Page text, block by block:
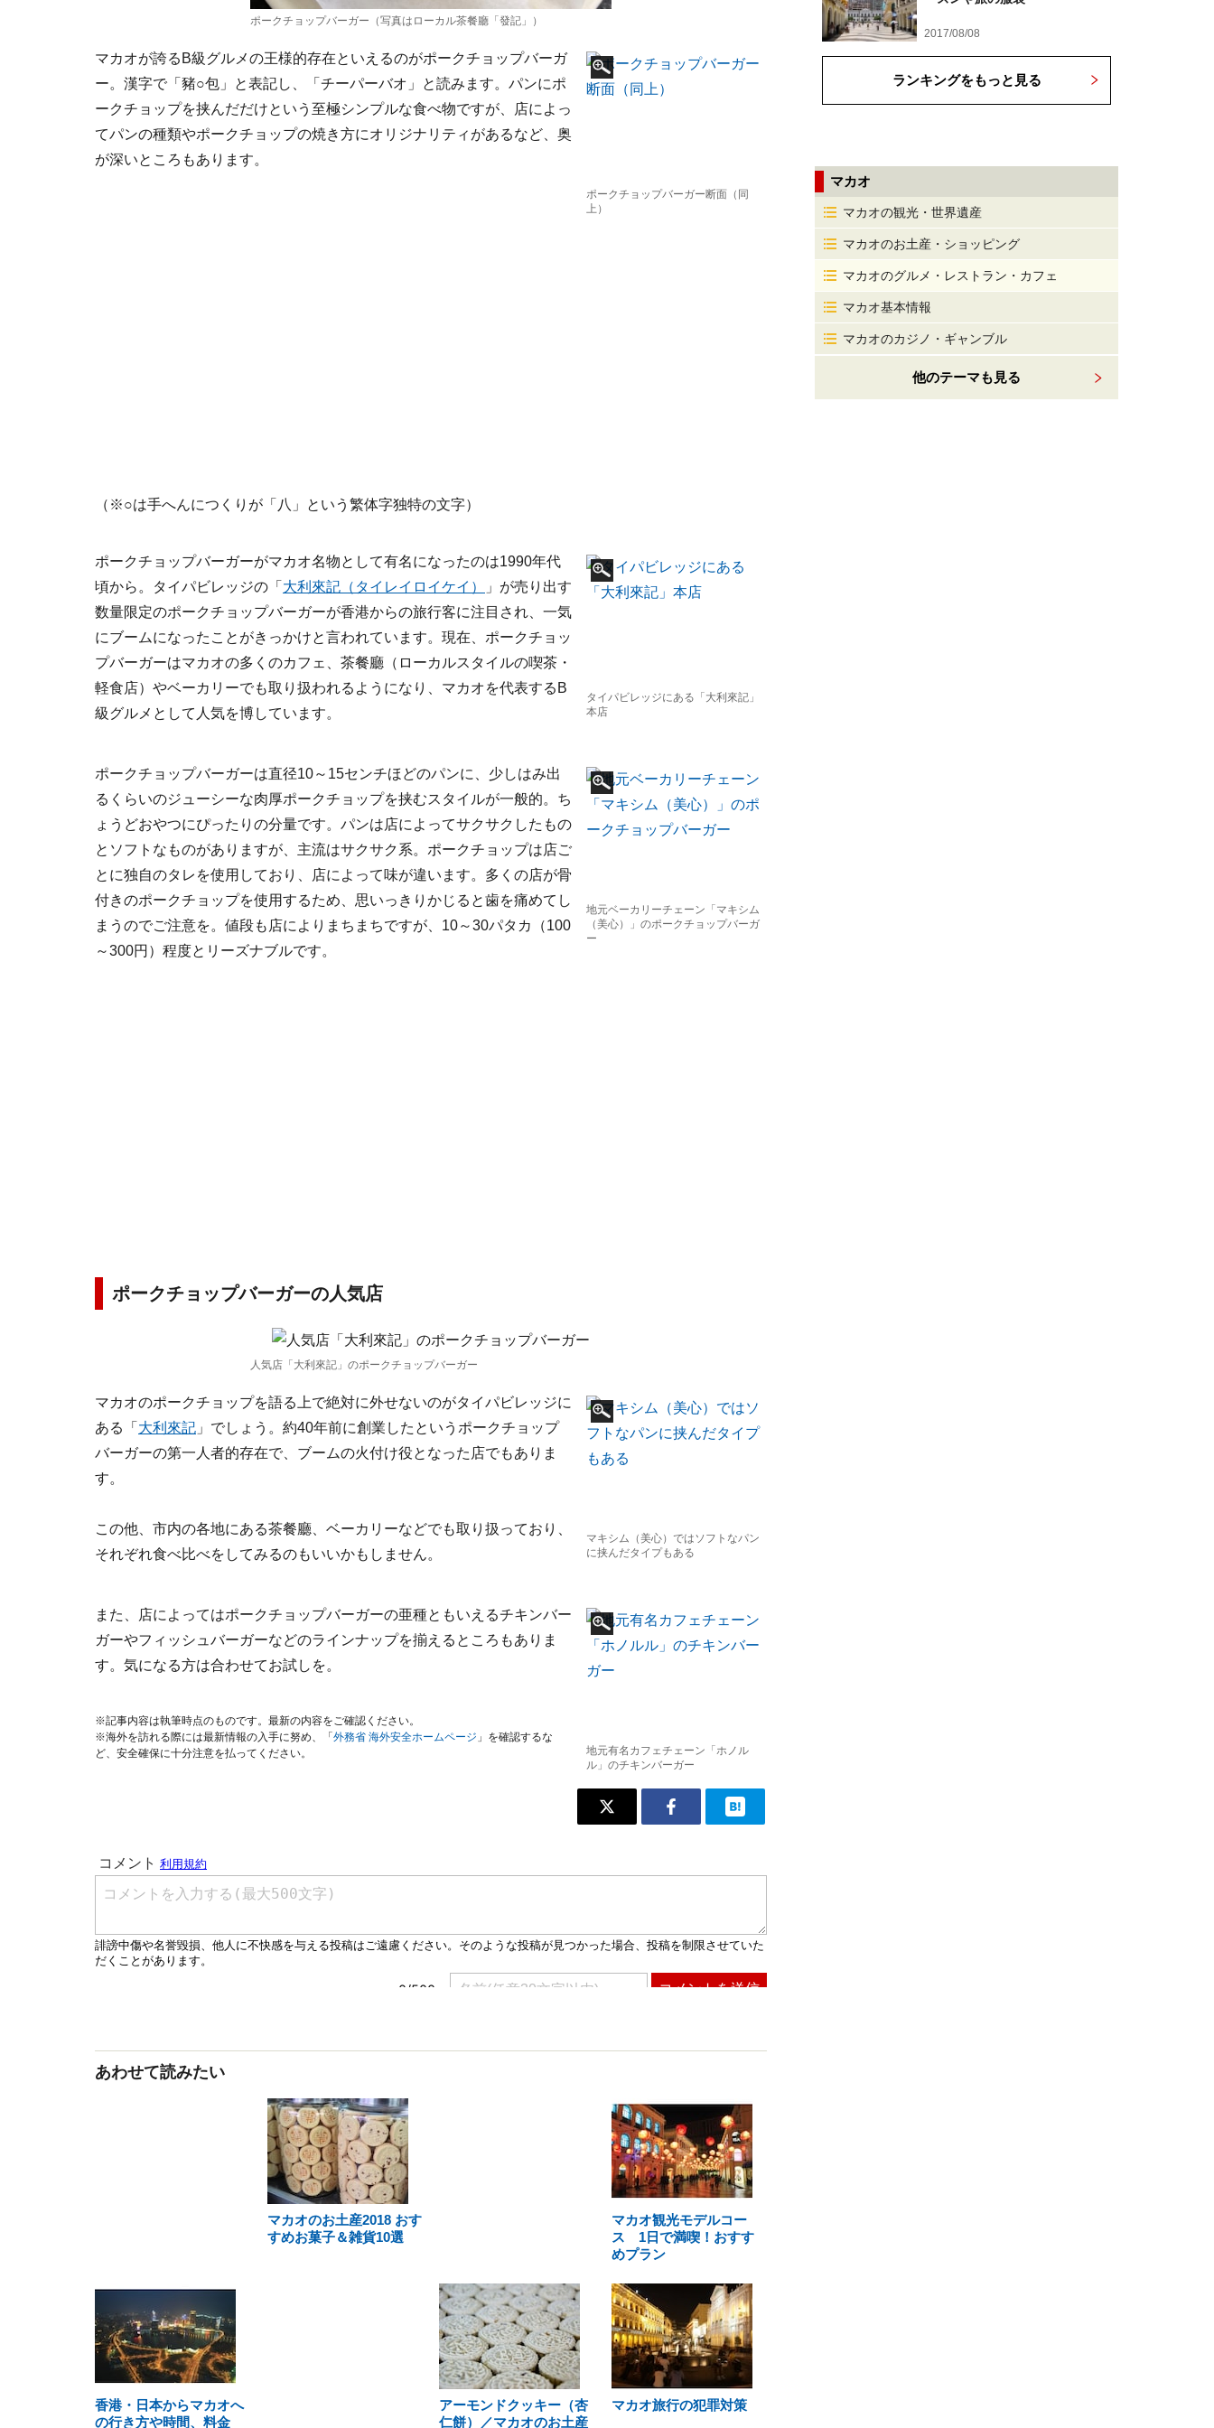
ポークチョップバーガー（写真はローカル茶餐廳「發記」）
ポークチョップバーガー断面（同
上）
マカオが誇るB級グルメの王様的存在といえるのがポークチョップバーガ
ー。漢字で「豬○包」と表記し、「チーパーバオ」と読みます。パンにポ
ークチョップを挟んだだけという至極シンプルな食べ物ですが、店によっ
てパンの種類やポークチョップの焼き方にオリジナリティがあるなど、奥
が深いところもあります。
（※○は手へんにつくりが「八」という繁体字独特の文字）
タイパビレッジにある「大利來記」
本店
ポークチョップバーガーがマカオ名物として有名になったのは1990年代
頃から。タイパビレッジの「 大利來記（タイレイロイケイ）
」が売り出す
数量限定のポークチョップバーガーが香港からの旅行客に注目され、一気
にブームになったことがきっかけと言われています。現在、ポークチョッ
プバーガーはマカオの多くのカフェ、茶餐廳（ローカルスタイルの喫茶・
軽食店）やベーカリーでも取り扱われるようになり、マカオを代表するB
級グルメとして人気を博しています。
地元ベーカリーチェーン「マキシム
（美心）」のポークチョップバーガ
ー
ポークチョップバーガーは直径10～15センチほどのパンに、少しはみ出
るくらいのジューシーな肉厚ポークチョップを挟むスタイルが一般的。ち
ょうどおやつにぴったりの分量です。パンは店によってサクサクしたもの
とソフトなものがありますが、主流はサクサク系。ポークチョップは店ご
とに独自のタレを使用しており、店によって味が違います。多くの店が骨
付きのポークチョップを使用するため、思いっきりかじると歯を痛めてし
まうのでご注意を。値段も店によりまちまちですが、10～30パタカ（100
～300円）程度とリーズナブルです。
ポークチョップバーガーの人気店
人気店「大利來記」のポークチョップバーガー
マキシム（美心）ではソフトなパン
に挟んだタイプもある
マカオのポークチョップを語る上で絶対に外せないのがタイパビレッジに
ある「 大利來記 」でしょう。約40年前に創業したというポークチョップ
バーガーの第一人者的存在で、ブームの火付け役となった店でもありま
す。
この他、市内の各地にある茶餐廳、ベーカリーなどでも取り扱っており、
それぞれ食べ比べをしてみるのもいいかもしません。
地元有名カフェチェーン「ホノル
ル」のチキンバーガー
また、店によってはポークチョップバーガーの亜種ともいえるチキンバー
ガーやフィッシュバーガーなどのラインナップを揃えるところもありま
す。気になる方は合わせてお試しを。
※記事内容は執筆時点のものです。最新の内容をご確認ください。
※海外を訪れる際には最新情報の入手に努め、「 外務省 海外安全ホームページ 」を確認するな
ど、安全確保に十分注意を払ってください。
あわせて読みたい
マカオのお土産2018 おす
すめお菓子＆雑貨10選
マカオ観光モデルコー
ス 1日で満喫！おすす
めプラン
香港・日本からマカオへ
の行き方や時間、料金
アーモンドクッキー（杏
仁餅）／マカオのお土産
マカオ旅行の犯罪対策
2017/08/08
ランキングをもっと見る
マカオ
マカオの観光・世界遺産
マカオのお土産・ショッピング
マカオのグルメ・レストラン・カフェ
マカオ基本情報
マカオのカジノ・ギャンブル
他のテーマも見る